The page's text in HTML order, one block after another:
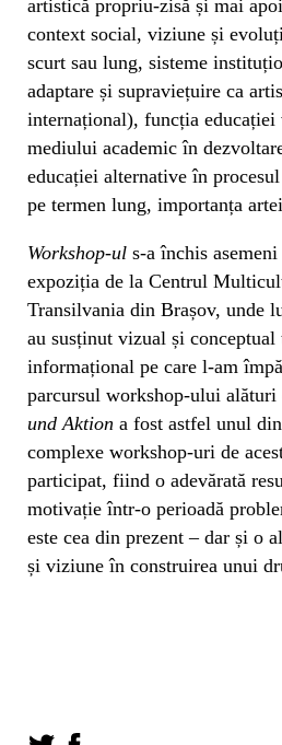
artistică propriu-zisă și mai
context social, viziune și
scurt sau lung, sisteme
adaptare și supraviețuire ca
internațional), funcția
mediului academic în
educației alternative în
pe termen lung, importanța
Workshop-ul s-a închis
expoziția de la Centrul
Transilvania din Brașov, unde
au susținut vizual și conceptual
informațional pe care l-am
parcursul workshop-ului alături
und Aktion a fost astfel unul
complexe workshop-uri de
participat, fiind o adevărată
motivație într-o perioadă
este cea din prezent – dar și o
și viziune în construirea unui